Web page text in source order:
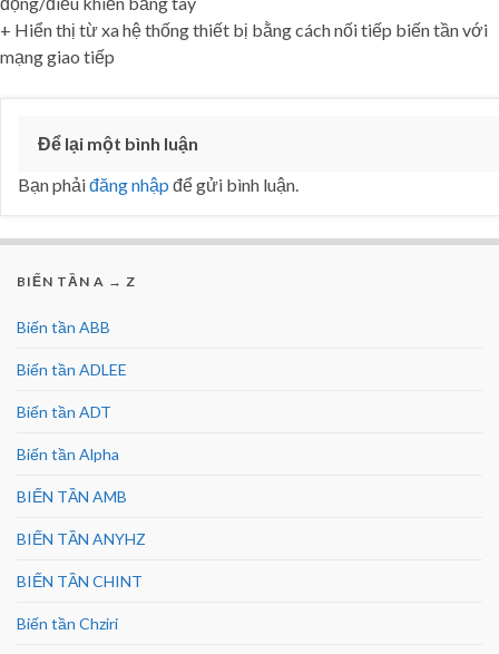
+ Hiển thị từ xa hệ thống thiết bị bằng cách nối tiếp biến tần với
mạng giao tiếp
Để lại một bình luận
Bạn phảiđăng nhập để gửi bình luận.
BIẾN TẦN A → Z
Biến tần ABB
Biến tần ADLEE
Biến tần ADT
Biến tần Alpha
BIẾN TẦN AMB
BIẾN TẦN ANYHZ
BIẾN TẦN CHINT
Biến tần Chziri